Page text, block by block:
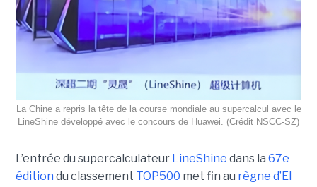
La Chine a repris la tête de la course mondiale au supercalcul avec le
LineShine développé avec le concours de Huawei. (Crédit NSCC‑SZ)
L’entrée du supercalculateur LineShine dans la 67e
édition du classement TOP500 met fin au règne d’El